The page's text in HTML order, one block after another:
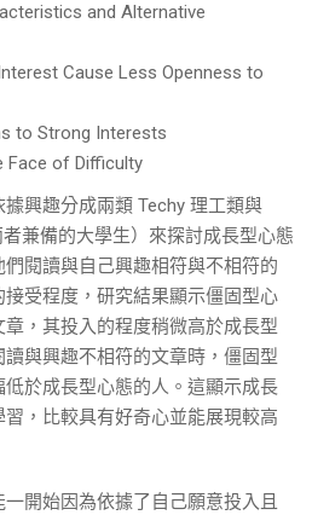
and Alternative
Cause Less Openness to
to Strong Interests
Face of Difficulty
興趣分成兩類 Techy 理工類與
兼備的大學生）來探討成長型心態
閱讀與自己興趣相符與不相符的
受程度，研究結果顯示僵固型心
，其投入的程度稍微高於成長型
與興趣不相符的文章時，僵固型
於成長型心態的人。這顯示成長
，比較具有好奇心並能展現較高
開始因為依據了自己願意投入且